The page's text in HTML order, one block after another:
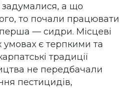
задумалися, а що
то почали працювати
— сидри. Місцеві
умовах є терпкими та
традиції
не передбачали
пестицидів,